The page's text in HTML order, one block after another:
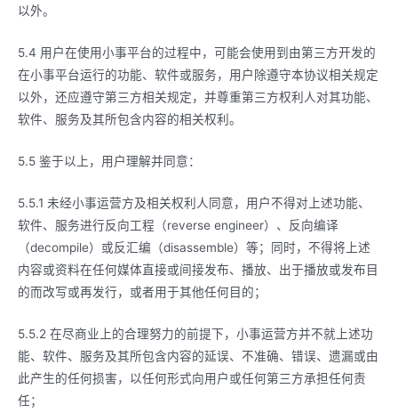
以外。
5.4 用户在使用小事平台的过程中，可能会使用到由第三方开发的
在小事平台运行的功能、软件或服务，用户除遵守本协议相关规定
以外，还应遵守第三方相关规定，并尊重第三方权利人对其功能、
软件、服务及其所包含内容的相关权利。
5.5 鉴于以上，用户理解并同意：
5.5.1 未经小事运营方及相关权利人同意，用户不得对上述功能、
软件、服务进行反向工程（reverse engineer）、反向编译
（decompile）或反汇编（disassemble）等；同时，不得将上述
内容或资料在任何媒体直接或间接发布、播放、出于播放或发布目
的而改写或再发行，或者用于其他任何目的；
5.5.2 在尽商业上的合理努力的前提下，小事运营方并不就上述功
能、软件、服务及其所包含内容的延误、不准确、错误、遗漏或由
此产生的任何损害，以任何形式向用户或任何第三方承担任何责
任；